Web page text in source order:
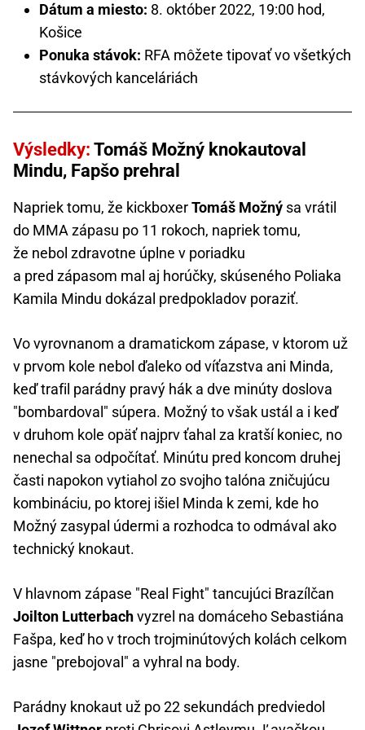
Dátum a miesto: 8. október 2022, 19:00 hod,
Košice
Ponuka stávok: RFA môžete tipovať vo všetkých
stávkových kanceláriách
Výsledky: Tomáš Možný knokautoval
Mindu, Fapšo prehral
Napriek tomu, že kickboxerTomáš Možný sa vrátil
do MMA zápasu po 11 rokoch, napriek tomu,
že nebol zdravotne úplne v poriadku
a pred zápasom mal aj horúčky, skúseného Poliaka
Kamila Mindu dokázal predpokladov poraziť.
Vo vyrovnanom a dramatickom zápase, v ktorom už
v prvom kole nebol ďaleko od víťazstva ani Minda,
keď trafil parádny pravý hák a dve minúty doslova
"bombardoval" súpera. Možný to však ustál a i keď
v druhom kole opäť najprv ťahal za kratší koniec, no
nenechal sa odpočítať. Minútu pred koncom druhej
časti napokon vytiahol zo svojho talóna zničujúcu
kombináciu, po ktorej išiel Minda k zemi, kde ho
Možný zasypal údermi a rozhodca to odmával ako
technický knokaut.
V hlavnom zápase "Real Fight" tancujúci Brazílčan
Joilton Lutterbachvyzrel na domáceho Sebastiána
Fašpa, keď ho v troch trojminútových kolách celkom
jasne "prebojoval" a vyhral na body.
Parádny knokaut už po 22 sekundách predviedol